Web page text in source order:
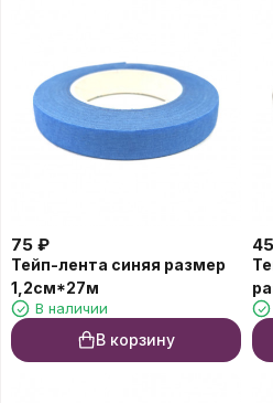
75 ₽
Тейп-лента синяя размер
1,2см*27м
В наличии
В корзину
45